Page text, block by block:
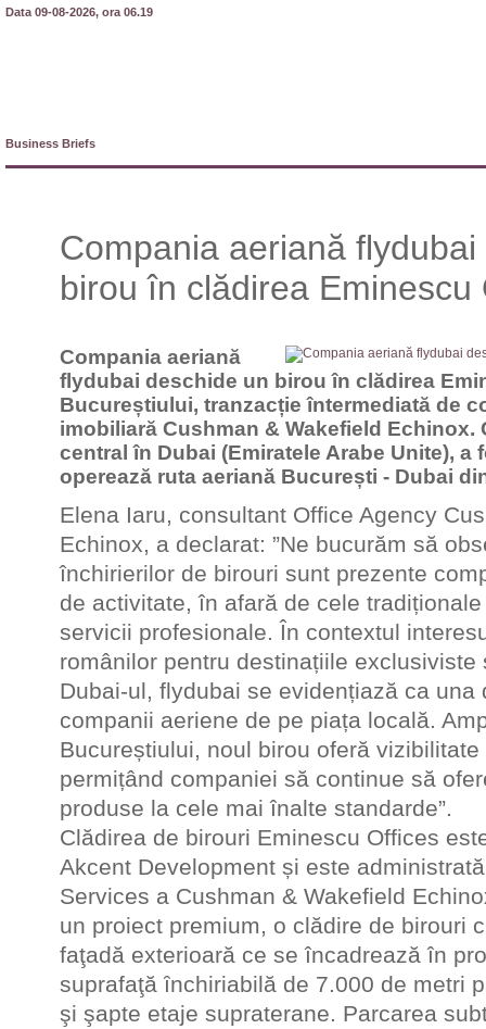
Data 09-08-2026, ora 06.19
Business Briefs
Compania aeriană
birou în clădirea Eminescu
Compania aeriană
flydubai deschide un birou în clădirea
Bucureștiului, tranzacție întermediată de
imobiliară Cushman & Wakefield Echinox.
central în Dubai (Emiratele Arabe Unite), a
operează ruta aeriană București - Dubai
Elena Iaru, consultant Office Agency
Echinox, a declarat: ”Ne bucurăm să
închirierilor de birouri sunt prezente
de activitate, în afară de cele
servicii profesionale. În contextul
românilor pentru destinațiile
Dubai-ul, flydubai se evidențiază ca
companii aeriene de pe piața locală.
Bucureștiului, noul birou oferă
permițând companiei să continue să
produse la cele mai înalte standarde”.
Clădirea de birouri Eminescu Offices
Akcent Development și este
Services a Cushman & Wakefield
un proiect premium, o clădire de birouri
faţadă exterioară ce se încadrează în
suprafaţă ȋnchiriabilă de 7.000 de metri
şi şapte etaje supraterane. Parcarea